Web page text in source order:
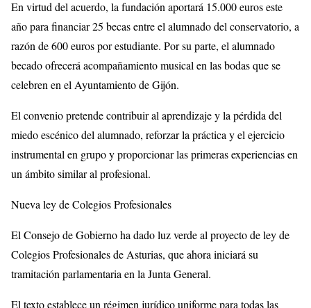
En virtud del acuerdo, la fundación aportará 15.000 euros este
año para financiar 25 becas entre el alumnado del conservatorio, a
razón de 600 euros por estudiante. Por su parte, el alumnado
becado ofrecerá acompañamiento musical en las bodas que se
celebren en el Ayuntamiento de Gijón.
El convenio pretende contribuir al aprendizaje y la pérdida del
miedo escénico del alumnado, reforzar la práctica y el ejercicio
instrumental en grupo y proporcionar las primeras experiencias en
un ámbito similar al profesional.
Nueva ley de Colegios Profesionales
El Consejo de Gobierno ha dado luz verde al proyecto de ley de
Colegios Profesionales de Asturias, que ahora iniciará su
tramitación parlamentaria en la Junta General.
El texto establece un régimen jurídico uniforme para todas las